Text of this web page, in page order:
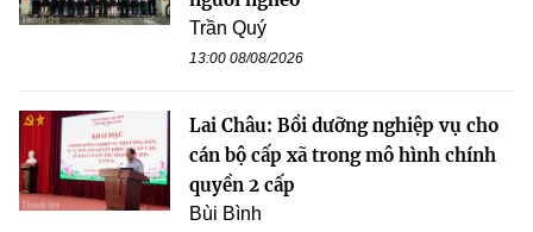
Trần Quý
13:00 08/08/2026
Lai Châu: Bồi dưỡng nghiệp vụ cho
cán bộ cấp xã trong mô hình chính
quyền 2 cấp
Bùi Bình